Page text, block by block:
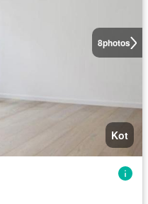
8photos
Kot